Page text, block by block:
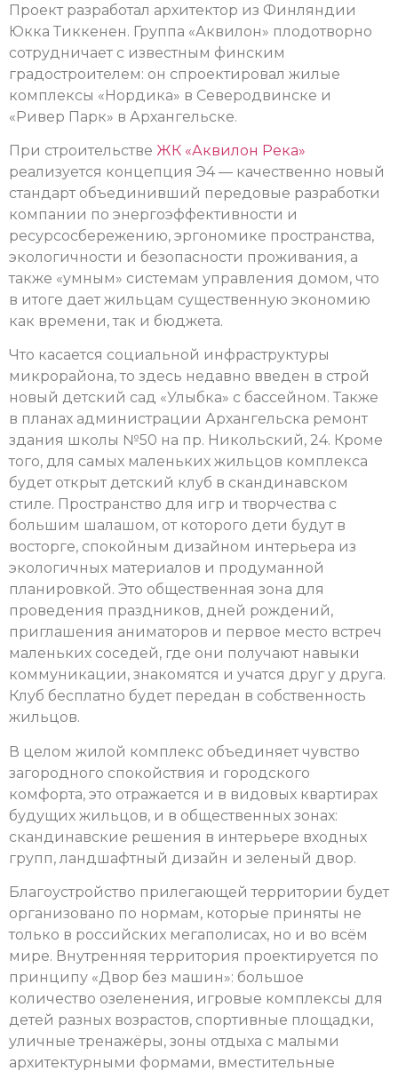
Проект разработал архитектор из Финляндии
Юкка Тиккенен. Группа «Аквилон» плодотворно
сотрудничает с известным финским
градостроителем: он спроектировал жилые
комплексы «Нордика» в Северодвинске и
«Ривер Парк» в Архангельске.
При строительстве ЖК «Аквилон Река»
реализуется концепция Э4 — качественно новый
стандарт объединивший передовые разработки
компании по энергоэффективности и
ресурсосбережению, эргономике пространства,
экологичности и безопасности проживания, а
также «умным» системам управления домом, что
в итоге дает жильцам существенную экономию
как времени, так и бюджета.
Что касается социальной инфраструктуры
микрорайона, то здесь недавно введен в строй
новый детский сад «Улыбка» с бассейном. Также
в планах администрации Архангельска ремонт
здания школы №50 на пр. Никольский, 24. Кроме
того, для самых маленьких жильцов комплекса
будет открыт детский клуб в скандинавском
стиле. Пространство для игр и творчества с
большим шалашом, от которого дети будут в
восторге, спокойным дизайном интерьера из
экологичных материалов и продуманной
планировкой. Это общественная зона для
проведения праздников, дней рождений,
приглашения аниматоров и первое место встреч
маленьких соседей, где они получают навыки
коммуникации, знакомятся и учатся друг у друга.
Клуб бесплатно будет передан в собственность
жильцов.
В целом жилой комплекс объединяет чувство
загородного спокойствия и городского
комфорта, это отражается и в видовых квартирах
будущих жильцов, и в общественных зонах:
скандинавские решения в интерьере входных
групп, ландшафтный дизайн и зеленый двор.
Благоустройство прилегающей территории будет
организовано по нормам, которые приняты не
только в российских мегаполисах, но и во всём
мире. Внутренняя территория проектируется по
принципу «Двор без машин»: большое
количество озеленения, игровые комплексы для
детей разных возрастов, спортивные площадки,
уличные тренажёры, зоны отдыха с малыми
архитектурными формами, вместительные